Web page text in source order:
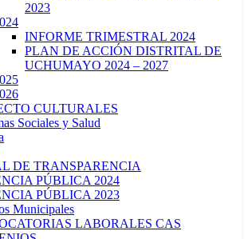
2023
INFORME TRIMESTRAL 2024
PLAN DE ACCIÓN DISTRITAL DE
UCHUMAYO 2024 – 2027
CULTURALES
Sociales y Salud
DE TRANSPARENCIA
PÚBLICA 2024
PÚBLICA 2023
Municipales
LABORALES CAS